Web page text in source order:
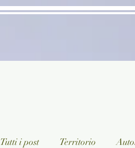
Tutti i post Territorio